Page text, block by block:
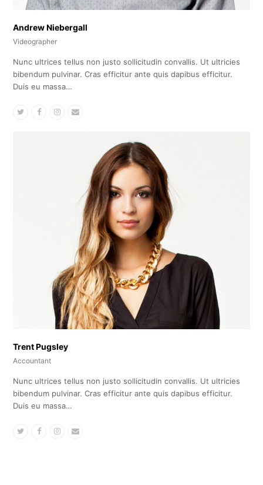
Andrew Niebergall
Videographer
Nunc ultrices tellus non justo sollicitudin convallis. Ut ultricies
bibendum pulvinar. Cras efficitur ante quis dapibus efficitur.
Duis eu massa…
TwitterFacebookInstagram
Email
Trent Pugsley
Accountant
Nunc ultrices tellus non justo sollicitudin convallis. Ut ultricies
bibendum pulvinar. Cras efficitur ante quis dapibus efficitur.
Duis eu massa…
TwitterFacebookInstagram
Email